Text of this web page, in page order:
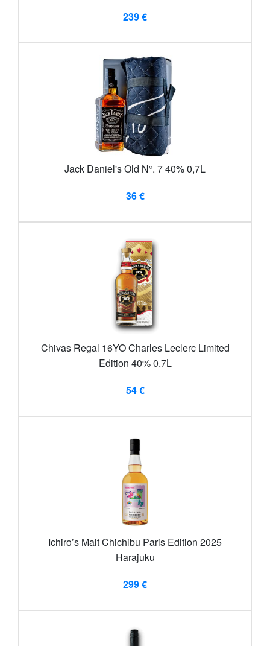
239 €
Jack Daniel's Old N°. 7 40% 0,7L
36 €
Chivas Regal 16YO Charles Leclerc Limited
Edition 40% 0.7L
54 €
Ichiro’s Malt Chichibu Paris Edition 2025
Harajuku
299 €